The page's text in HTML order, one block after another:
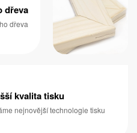
dřeva
dřeva
kvalita tisku
nejnovější technologie tisku